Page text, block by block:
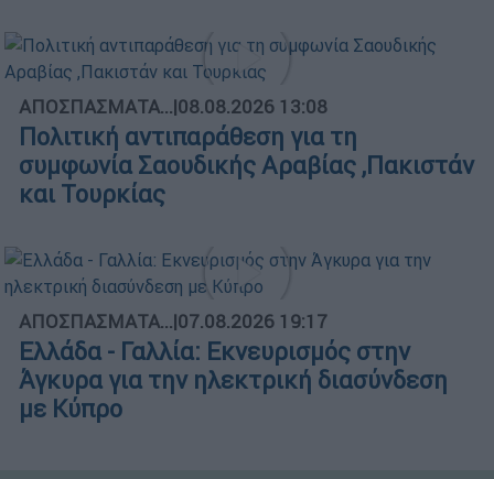
ΑΠΟΣΠΑΣΜΑΤΑ...|08.08.2026 13:08
Πολιτική αντιπαράθεση για τη
συμφωνία Σαουδικής Αραβίας ,Πακιστάν
και Τουρκίας
ΑΠΟΣΠΑΣΜΑΤΑ...|07.08.2026 19:17
Ελλάδα - Γαλλία: Εκνευρισμός στην
Άγκυρα για την ηλεκτρική διασύνδεση
με Κύπρο